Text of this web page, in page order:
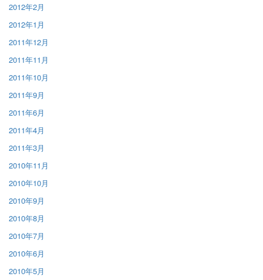
2012年2月
2012年1月
2011年12月
2011年11月
2011年10月
2011年9月
2011年6月
2011年4月
2011年3月
2010年11月
2010年10月
2010年9月
2010年8月
2010年7月
2010年6月
2010年5月